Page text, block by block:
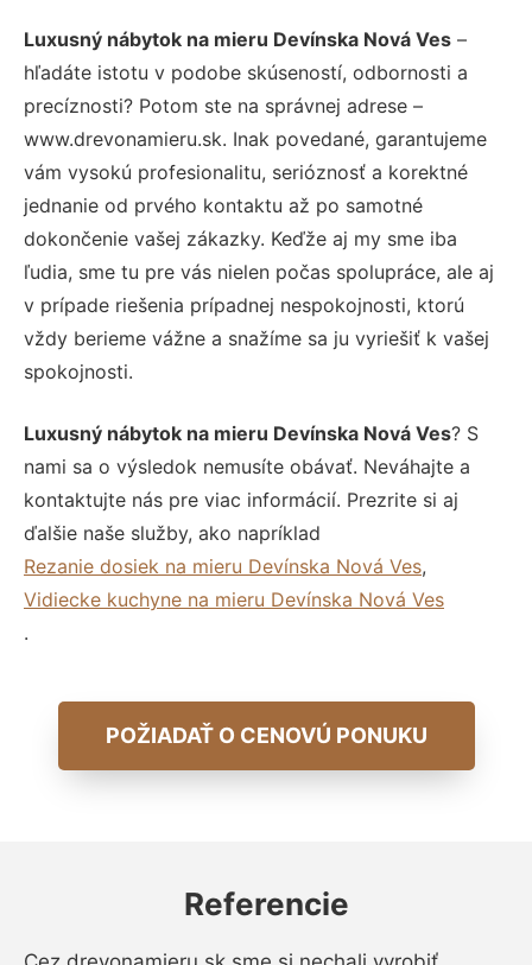
Luxusný nábytok na mieru Devínska Nová Ves –
hľadáte istotu v podobe skúseností, odbornosti a
precíznosti? Potom ste na správnej adrese –
www.drevonamieru.sk. Inak povedané, garantujeme
vám vysokú profesionalitu, serióznosť a korektné
jednanie od prvého kontaktu až po samotné
dokončenie vašej zákazky. Keďže aj my sme iba
ľudia, sme tu pre vás nielen počas spolupráce, ale aj
v prípade riešenia prípadnej nespokojnosti, ktorú
vždy berieme vážne a snažíme sa ju vyriešiť k vašej
spokojnosti.
Luxusný nábytok na mieru Devínska Nová Ves? S
nami sa o výsledok nemusíte obávať. Neváhajte a
kontaktujte nás pre viac informácií. Prezrite si aj
ďalšie naše služby, ako napríklad
Rezanie dosiek na mieru Devínska Nová Ves,
Vidiecke kuchyne na mieru Devínska Nová Ves
.
POŽIADAŤ O CENOVÚ PONUKU
Referencie